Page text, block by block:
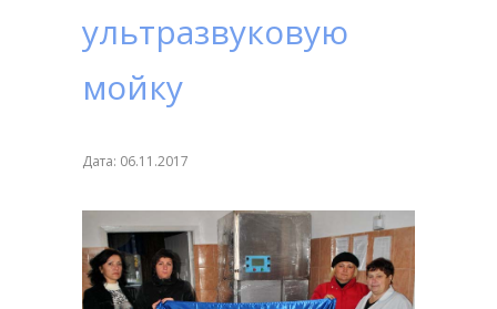
ультразвуковую
мойку
Дата: 06.11.2017